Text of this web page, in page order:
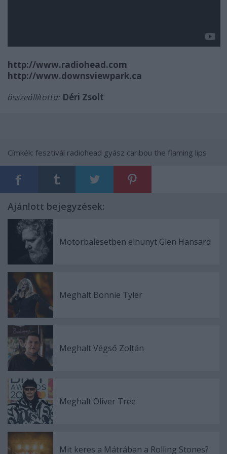
http://www.radiohead.com
http://www.downsviewpark.ca
összeállította: Déri Zsolt
Címkék: fesztivál radiohead gyász caribou the flaming lips
Ajánlott bejegyzések:
Motorbalesetben elhunyt Glen Hansard
Meghalt Bonnie Tyler
Meghalt Végső Zoltán
Meghalt Oliver Tree
Mit keres a Mátrában a Rolling Stones?